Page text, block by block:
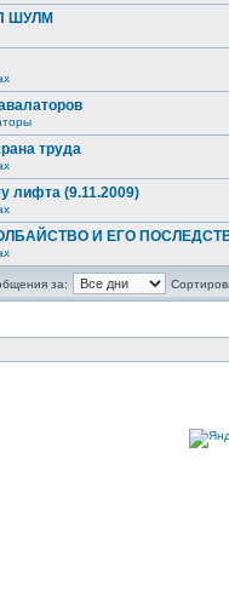
ШУЛМ
труда
лифта (9.11.2009)
И ЕГО
за: